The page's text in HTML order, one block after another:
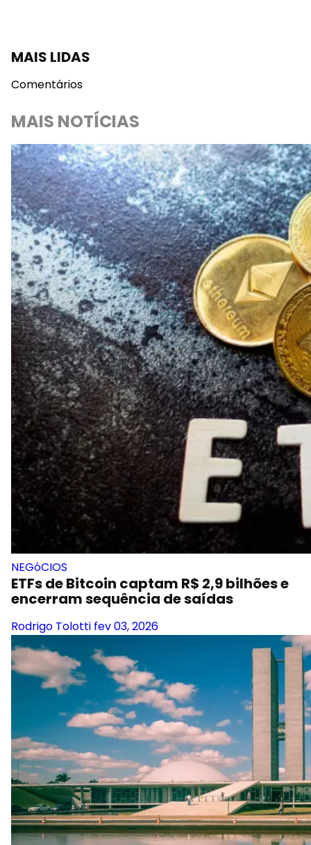
MAIS LIDAS
Comentários
MAIS NOTÍCIAS
NEGóCIOS
ETFs de Bitcoin captam R$ 2,9 bilhões e
encerram sequência de saídas
Rodrigo Tolotti fev 03, 2026